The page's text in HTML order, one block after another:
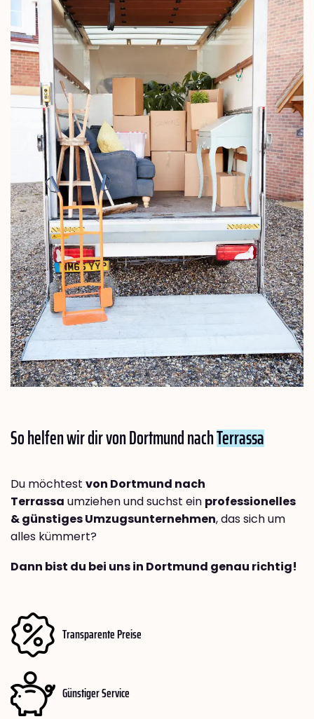
So helfen wir dir von Dortmund nachTerrassa
Du möchtest von Dortmund nach
Terrassa umziehen und suchst ein professionelles
& günstiges Umzugsunternehmen, das sich um
alles kümmert?
Dann bist du bei uns in Dortmund genau richtig!
Transparente Preise
Günstiger Service